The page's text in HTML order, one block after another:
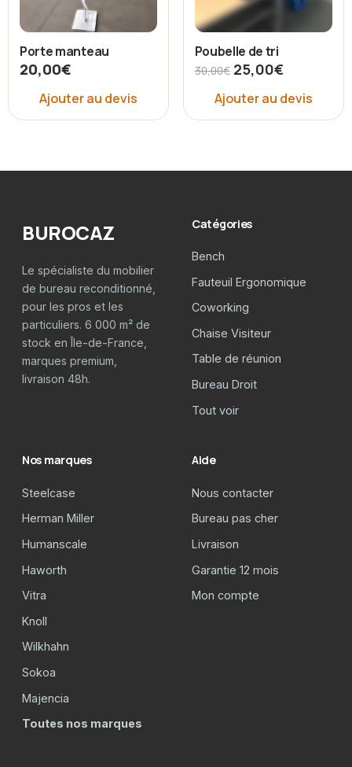
Porte manteau
20,00€
Ajouter au devis
Poubelle de tri
30,00€ 25,00€
Ajouter au devis
BUROCAZ
Le spécialiste du mobilier
de bureau reconditionné,
pour les pros et les
particuliers. 6 000 m² de
stock en Île-de-France,
marques premium,
livraison 48h.
Catégories
Bench
Fauteuil Ergonomique
Coworking
Chaise Visiteur
Table de réunion
Bureau Droit
Tout voir
Nos marques
Steelcase
Herman Miller
Humanscale
Haworth
Vitra
Knoll
Wilkhahn
Sokoa
Majencia
Toutes nos marques
Aide
Nous contacter
Bureau pas cher
Livraison
Garantie 12 mois
Mon compte